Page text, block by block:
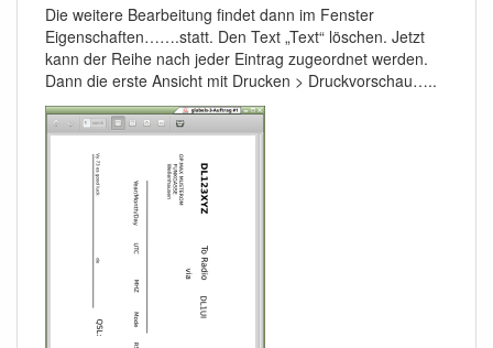
Die weitere Bearbeitung findet dann im Fenster
Eigenschaften…….statt. Den Text „Text“ löschen. Jetzt
kann der Reihe nach jeder Eintrag zugeordnet werden.
Dann die erste Ansicht mit Drucken > Druckvorschau…..